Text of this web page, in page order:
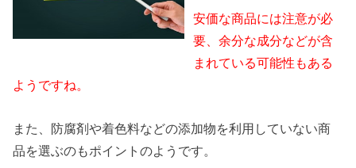
安価な商品には注意が必
要、余分な成分などが含
まれている可能性もある
ようですね。
また、防腐剤や着色料などの添加物を利用していない商
品を選ぶのもポイントのようです。